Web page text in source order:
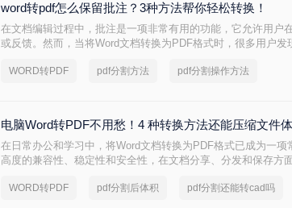
word转pdf怎么保留批注？3种方法帮你轻松转换！
在文档编辑过程中，批注是一项非常有用的功能，它允许用户
或反馈。然而，当将Word文档转换为PDF格式时，很多用户发
呢？本文将为您提供解决方案。
WORD转PDF pdf分割方法 pdf分割操作方法
电脑Word转PDF不用愁！4 种转换方法还能压缩文件体
在日常办公和学习中，将Word文档转换为PDF格式已成为一项
高度的兼容性、稳定性和安全性，在文档分享、分发和保存方
WORD转PDF pdf分割后体积 pdf分割还能转cad吗